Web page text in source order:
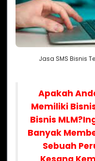
Jasa SMS Bisnis
Apakah
Memiliki
Bisnis MLM?
Banyak
Sebuah